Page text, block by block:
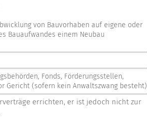
von Bauvorhaben auf eigene oder
Bauaufwandes einem Neubau
Fonds, Förderungsstellen,
Gericht (sofern kein Anwaltszwang besteht)
errichten, er ist jedoch nicht zur